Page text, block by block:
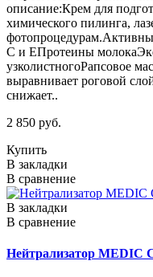
описание:Крем для
химического пилинга,
С и ЕПротеины
узколистногоРапсовое
выравнивает роговой
снижает..
2 850 руб.
Купить
В закладки
В сравнение
В закладки
В сравнение
Нейтрализатор MEDIC